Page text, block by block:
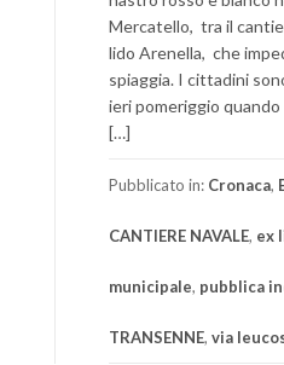
Mercatello, tra il
lido Arenella, che
spiaggia. I cittadini
ieri pomeriggio
[…]
Pubblicato in: Cronaca,
CANTIERE NAVALE, ex
municipale, pubblica
TRANSENNE, via